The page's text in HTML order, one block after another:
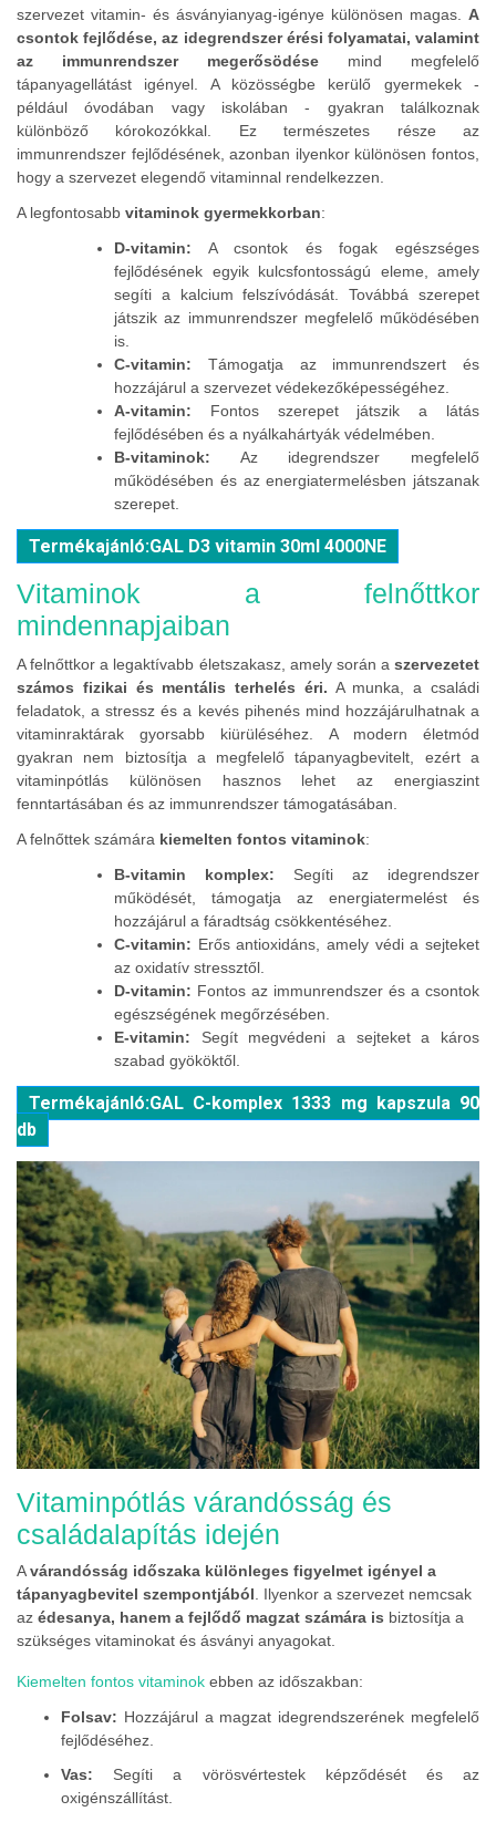
szervezet vitamin- és ásványianyag-igénye különösen magas. A
csontok fejlődése, az idegrendszer érési folyamatai, valamint
az immunrendszer megerősödése mind megfelelő
tápanyagellátást igényel. A közösségbe kerülő gyermekek -
például óvodában vagy iskolában - gyakran találkoznak
különböző kórokozókkal. Ez természetes része az
immunrendszer fejlődésének, azonban ilyenkor különösen fontos,
hogy a szervezet elegendő vitaminnal rendelkezzen.
A legfontosabb vitaminok gyermekkorban:
D-vitamin: A csontok és fogak egészséges
fejlődésének egyik kulcsfontosságú eleme, amely
segíti a kalcium felszívódását. Továbbá szerepet
játszik az immunrendszer megfelelő működésében
is.
C-vitamin: Támogatja az immunrendszert és
hozzájárul a szervezet védekezőképességéhez.
A-vitamin: Fontos szerepet játszik a látás
fejlődésében és a nyálkahártyák védelmében.
B-vitaminok: Az idegrendszer megfelelő
működésében és az energiatermelésben játszanak
szerepet.
Termékajánló:GAL D3 vitamin 30ml 4000NE
Vitaminok a felnőttkor
mindennapjaiban
A felnőttkor a legaktívabb életszakasz, amely során a szervezetet
számos fizikai és mentális terhelés éri. A munka, a családi
feladatok, a stressz és a kevés pihenés mind hozzájárulhatnak a
vitaminraktárak gyorsabb kiürüléséhez. A modern életmód
gyakran nem biztosítja a megfelelő tápanyagbevitelt, ezért a
vitaminpótlás különösen hasznos lehet az energiaszint
fenntartásában és az immunrendszer támogatásában.
A felnőttek számára kiemelten fontos vitaminok:
B-vitamin komplex: Segíti az idegrendszer
működését, támogatja az energiatermelést és
hozzájárul a fáradtság csökkentéséhez.
C-vitamin: Erős antioxidáns, amely védi a sejteket
az oxidatív stressztől.
D-vitamin: Fontos az immunrendszer és a csontok
egészségének megőrzésében.
E-vitamin: Segít megvédeni a sejteket a káros
szabad gyököktől.
Termékajánló:GAL C-komplex 1333 mg kapszula 90
db
Vitaminpótlás várandósság és
családalapítás idején
Avárandósság időszaka különleges figyelmet igényel a
tápanyagbevitel szempontjából . Ilyenkor a szervezet nemcsak
az édesanya, hanem a fejlődő magzat számára is biztosítja a
szükséges vitaminokat és ásványi anyagokat.
Kiemelten fontos vitaminok ebben az időszakban:
Folsav: Hozzájárul a magzat idegrendszerének megfelelő
fejlődéséhez.
Vas: Segíti a vörösvértestek képződését és az
oxigénszállítást.